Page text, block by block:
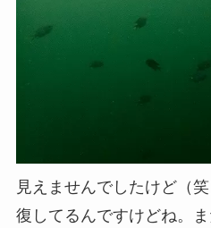
見えませんでしたけど（
復してるんですけどね。